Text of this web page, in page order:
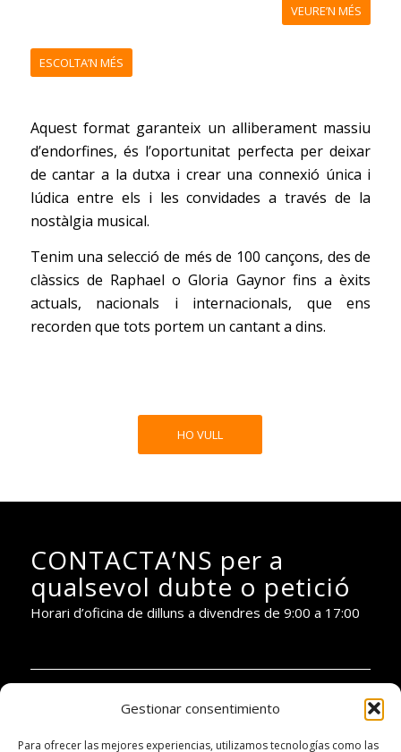
Gestionar consentimiento
Para ofrecer las mejores experiencias, utilizamos tecnologías como las
VEURE’N MÉS
ESCOLTA’N MÉS
Aquest format garanteix un alliberament massiu
d’endorfines, és l’oportunitat perfecta per deixar
de cantar a la dutxa i crear una connexió única i
lúdica entre els i les convidades a través de la
nostàlgia musical.
Tenim una selecció de més de 100 cançons, des de
clàssics de Raphael o Gloria Gaynor fins a èxits
actuals, nacionals i internacionals, que ens
recorden que tots portem un cantant a dins.
HO VULL
CONTACTA’NS per a
qualsevol dubte o petició
Horari d’oficina de dilluns a divendres de 9:00 a 17:00
PIANOBAR PRODUCTIONS: